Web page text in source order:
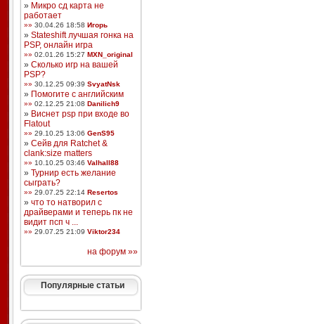
» Микро сд карта не
работает
»» 30.04.26 18:58 Игорь
» Stateshift лучшая гонка на
PSP, онлайн игра
»» 02.01.26 15:27 MXN_original
» Сколько игр на вашей
PSP?
»» 30.12.25 09:39 SvyatNsk
» Помогите с английским
»» 02.12.25 21:08 Danilich9
» Виснет psp при входе во
Flatout
»» 29.10.25 13:06 GenS95
» Сейв для Ratchet &
clank:size matters
»» 10.10.25 03:46 Valhall88
» Турнир есть желание
сыграть?
»» 29.07.25 22:14 Resertos
» что то натворил с
драйверами и теперь пк не
видит псп ч ...
»» 29.07.25 21:09 Viktor234
на форум »»
Популярные статьи